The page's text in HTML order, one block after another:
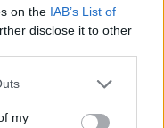
on the IAB’s List of
disclose it to other
one or more Google
You may click to
my